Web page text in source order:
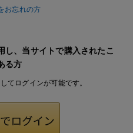
お忘れの方
、当サイトで購入されたこ
る方
てログインが可能です。